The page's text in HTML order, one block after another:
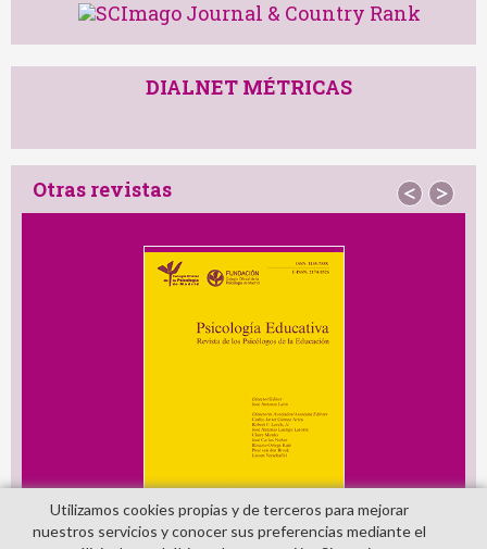
DIALNET MÉTRICAS
Otras revistas < >
Utilizamos cookies propias y de terceros para mejorar
nuestros servicios y conocer sus preferencias mediante el